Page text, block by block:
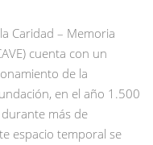
Caridad – Memoria
cuenta con un
de la
en el año 1.500
más de
espacio temporal se